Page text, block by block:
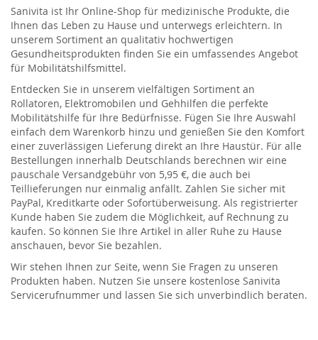
Sanivita ist Ihr Online-Shop für medizinische Produkte, die
Ihnen das Leben zu Hause und unterwegs erleichtern. In
unserem Sortiment an qualitativ hochwertigen
Gesundheitsprodukten finden Sie ein umfassendes Angebot
für Mobilitätshilfsmittel.
Entdecken Sie in unserem vielfältigen Sortiment an
Rollatoren, Elektromobilen und Gehhilfen die perfekte
Mobilitätshilfe für Ihre Bedürfnisse. Fügen Sie Ihre Auswahl
einfach dem Warenkorb hinzu und genießen Sie den Komfort
einer zuverlässigen Lieferung direkt an Ihre Haustür. Für alle
Bestellungen innerhalb Deutschlands berechnen wir eine
pauschale Versandgebühr von 5,95 €, die auch bei
Teillieferungen nur einmalig anfällt. Zahlen Sie sicher mit
PayPal, Kreditkarte oder Sofortüberweisung. Als registrierter
Kunde haben Sie zudem die Möglichkeit, auf Rechnung zu
kaufen. So können Sie Ihre Artikel in aller Ruhe zu Hause
anschauen, bevor Sie bezahlen.
Wir stehen Ihnen zur Seite, wenn Sie Fragen zu unseren
Produkten haben. Nutzen Sie unsere kostenlose Sanivita
Servicerufnummer und lassen Sie sich unverbindlich beraten.